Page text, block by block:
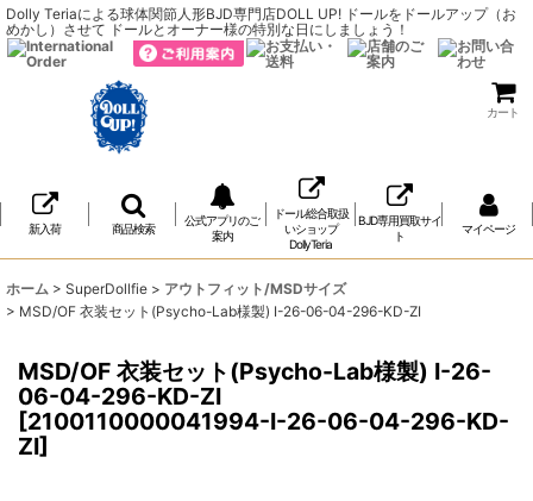
Dolly Teriaによる球体関節人形BJD専門店DOLL UP! ドールをドールアップ（お
めかし）させて ドールとオーナー様の特別な日にしましょう！
カート
新入荷 商品検索
公式アプリのご
案内
ドール総合取扱
いショップ
DollyTeria
BJD専用買取サイ
ト
マイページ
ホーム > SuperDollfie > アウトフィット/MSDサイズ
> MSD/OF 衣装セット(Psycho-Lab様製) I-26-06-04-296-KD-ZI
MSD/OF 衣装セット(Psycho-Lab様製) I-26-
06-04-296-KD-ZI
[2100110000041994-I-26-06-04-296-KD-
ZI]